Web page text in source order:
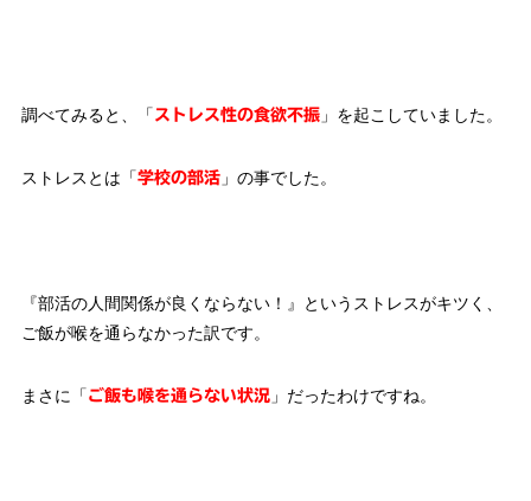
調べてみると、「 ストレス性の食欲不振」を起こしていました。
ストレスとは「学校の部活」の事でした。
『部活の人間関係が良くならない！』というストレスがキツく、
ご飯が喉を通らなかった訳です。
まさに「ご飯も喉を通らない状況」だったわけですね。